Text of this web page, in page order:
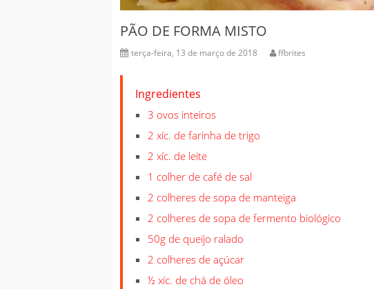
PÃO DE FORMA MISTO
terça-feira, 13 de março de 2018 ffbrites
Ingredientes
3 ovos inteiros
2 xíc. de farinha de trigo
2 xíc. de leite
1 colher de café de sal
2 colheres de sopa de manteiga
2 colheres de sopa de fermento biológico
50g de queijo ralado
2 colheres de açúcar
½ xíc. de chá de óleo